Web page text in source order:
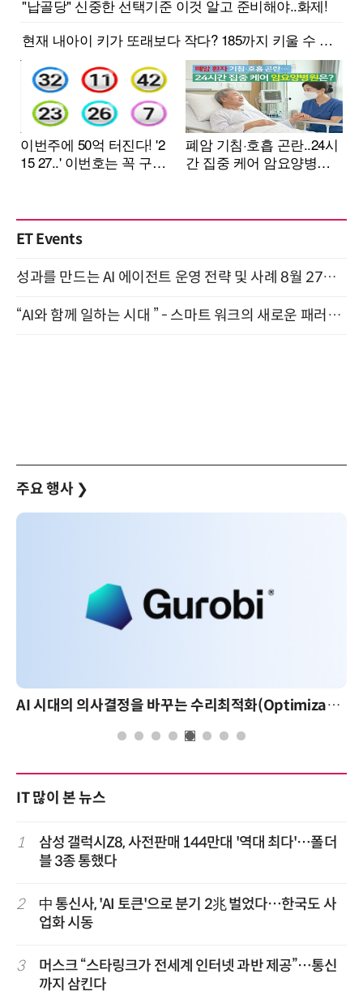
ET Events
성과를 만드는 AI 에이전트 운영 전략 및 사례 8월 27일 개최
“AI와 함께 일하는 시대 ” - 스마트 워크의 새로운 패러다임 (9/11)
주요 행사 ❯
AI 시대의 의사결정을 바꾸는 수리최적화(Optimization): 실제 산업 적용 사례와 활용 전략
IT 많이 본 뉴스
1
삼성 갤럭시Z8, 사전판매 144만대 '역대 최다'…폴더
블 3종 통했다
2
中 통신사, 'AI 토큰'으로 분기 2兆 벌었다…한국도 사
업화 시동
3
머스크 “스타링크가 전세계 인터넷 과반 제공”…통신
까지 삼킨다